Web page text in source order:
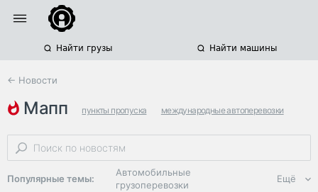
Найти грузы Найти машины
← Новости
мапп пункты пропуска международные автоперевозки
электронная очередь
Популярные темы:
Автомобильные
грузоперевозки
Ещё